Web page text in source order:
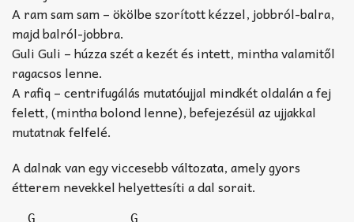
A ram sam sam – ökölbe szorított kézzel, jobbról-balra,
majd balról-jobbra.
Guli Guli – húzza szét a kezét és intett, mintha valamitől
ragacsos lenne.
A rafiq – centrifugálás mutatóujjal mindkét oldalán a fej
felett, (mintha bolond lenne), befejezésül az ujjakkal
mutatnak felfelé.
A dalnak van egy viccesebb változata, amely gyors
étterem nevekkel helyettesíti a dal sorait.